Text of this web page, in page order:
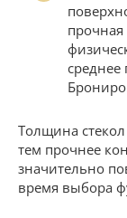
среднее
Толщина
тем прочнее
значительно
время выбора